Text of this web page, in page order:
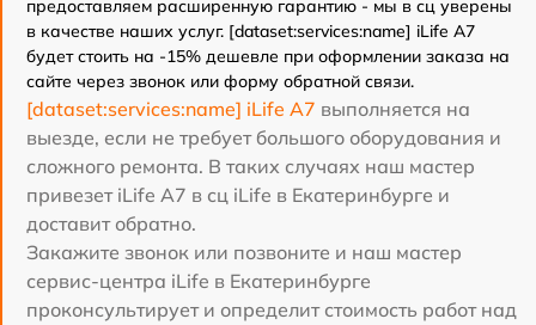
предоставляем расширенную гарантию - мы в сц уверены
в качестве наших услуг. [dataset:services:name] iLife A7
будет стоить на -15% дешевле при оформлении заказа на
сайте через звонок или форму обратной связи.
[dataset:services:name] iLife A7 выполняется на
выезде, если не требует большого оборудования и
сложного ремонта. В таких случаях наш мастер
привезет iLife A7 в сц iLife в Екатеринбурге и
доставит обратно.
Закажите звонок или позвоните и наш мастер
сервис-центра iLife в Екатеринбурге
проконсультирует и определит стоимость работ над